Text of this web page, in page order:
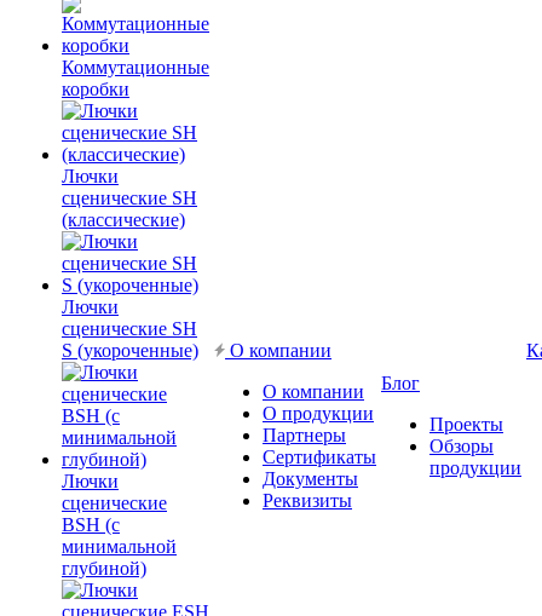
Коммутационные
коробки
Лючки
сценические SH
(классические)
Лючки
сценические SH
S (укороченные)
Лючки
сценические
BSH (с
минимальной
глубиной)
О компании
О компании
О продукции
Партнеры
Сертификаты
Документы
Реквизиты
Блог
Проекты
Обзоры
продукции